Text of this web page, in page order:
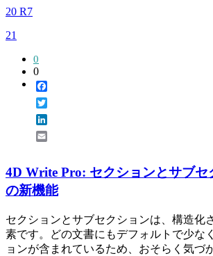
20 R7
21
0
0
4D Write Pro: セクションとサブセ
の新機能
セクションとサブセクションは、構造化
素です。どの文書にもデフォルトで少な
ョンが含まれているため、おそらく気づ